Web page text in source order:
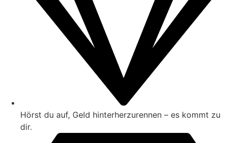
Hörst du auf, Geld hinterherzurennen – es kommt zu
dir.